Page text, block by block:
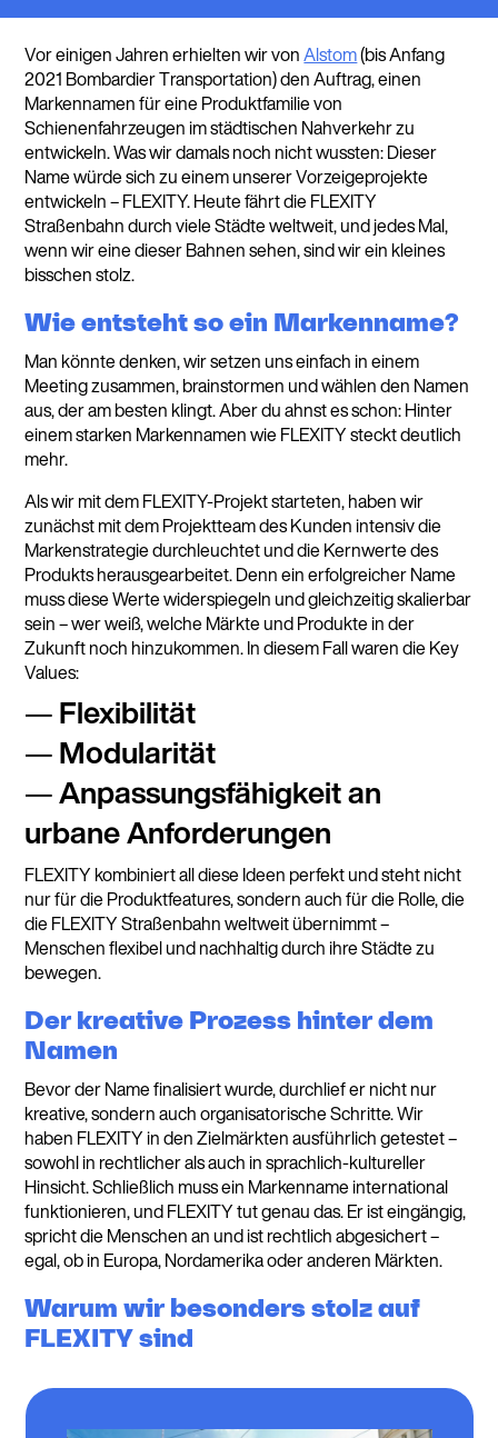
Vor einigen Jahren erhielten wir vonAlstom(bis Anfang
2021 Bombardier Transportation) den Auftrag, einen
Markennamen für eine Produktfamilie von
Schienenfahrzeugen im städtischen Nahverkehr zu
entwickeln. Was wir damals noch nicht wussten: Dieser
Name würde sich zu einem unserer Vorzeigeprojekte
entwickeln – FLEXITY. Heute fährt die FLEXITY
Straßenbahn durch viele Städte weltweit, und jedes Mal,
wenn wir eine dieser Bahnen sehen, sind wir ein kleines
bisschen stolz.
Wie entsteht so ein Markenname?
Man könnte denken, wir setzen uns einfach in einem
Meeting zusammen, brainstormen und wählen den Namen
aus, der am besten klingt. Aber du ahnst es schon: Hinter
einem starken Markennamen wie FLEXITY steckt deutlich
mehr.
Als wir mit dem FLEXITY-Projekt starteten, haben wir
zunächst mit dem Projektteam des Kunden intensiv die
Markenstrategie durchleuchtet und die Kernwerte des
Produkts herausgearbeitet. Denn ein erfolgreicher Name
muss diese Werte widerspiegeln und gleichzeitig skalierbar
sein – wer weiß, welche Märkte und Produkte in der
Zukunft noch hinzukommen. In diesem Fall waren die Key
Values:
Flexibilität
Modularität
Anpassungsfähigkeit an
urbane Anforderungen
FLEXITY kombiniert all diese Ideen perfekt und steht nicht
nur für die Produktfeatures, sondern auch für die Rolle, die
die FLEXITY Straßenbahn weltweit übernimmt –
Menschen flexibel und nachhaltig durch ihre Städte zu
bewegen.
Der kreative Prozess hinter dem
Namen
Bevor der Name finalisiert wurde, durchlief er nicht nur
kreative, sondern auch organisatorische Schritte. Wir
haben FLEXITY in den Zielmärkten ausführlich getestet –
sowohl in rechtlicher als auch in sprachlich-kultureller
Hinsicht. Schließlich muss ein Markenname international
funktionieren, und FLEXITY tut genau das. Er ist eingängig,
spricht die Menschen an und ist rechtlich abgesichert –
egal, ob in Europa, Nordamerika oder anderen Märkten.
Warum wir besonders stolz auf
FLEXITY sind